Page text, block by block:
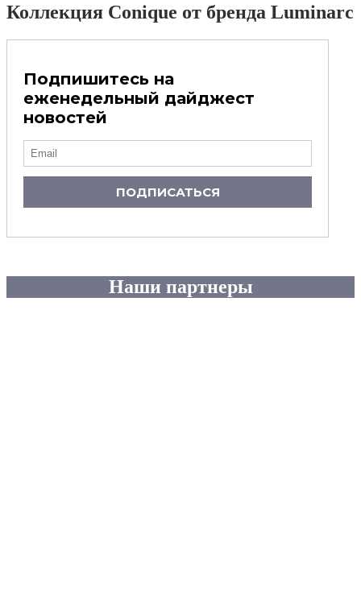
Коллекция Conique от бренда Luminarc
Подпишитесь на
еженедельный дайджест
новостей
ПОДПИСАТЬСЯ
Наши партнеры